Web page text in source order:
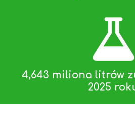
4,643 miliona litrów
2025